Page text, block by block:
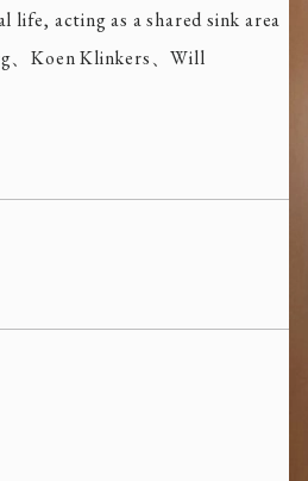
life, acting as a shared sink area
、Koen Klinkers、Will